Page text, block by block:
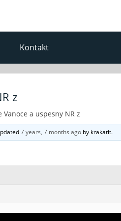
Kontakt
z
Vanoce a uspesny NR z
7 years, 7 months ago by krakatit.